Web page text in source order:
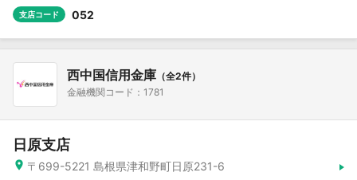
支店コード 052
西中国信用金庫 （全2件）
金融機関コード：1781
日原支店
〒699-5221 島根県津和野町日原231-6